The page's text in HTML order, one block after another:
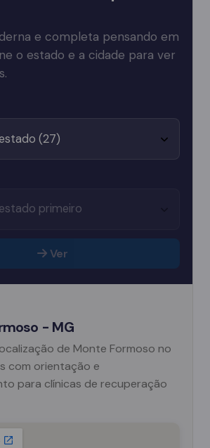
e completa pensando em
o estado e a cidade para ver
Ver
- MG
de Monte Formoso no
com orientação e
para clínicas de recuperação